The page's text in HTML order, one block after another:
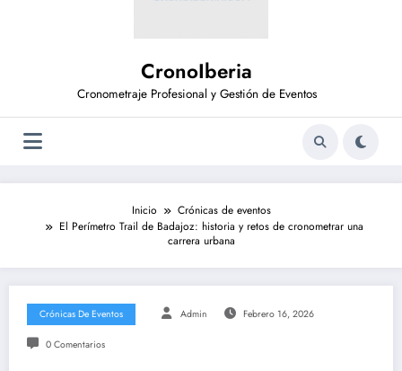
CronoIberia
Cronometraje Profesional y Gestión de Eventos
Inicio
Crónicas de eventos
El Perímetro Trail de Badajoz: historia y retos de cronometrar una
carrera urbana
Crónicas De Eventos Admin Febrero 16, 2026
0 Comentarios